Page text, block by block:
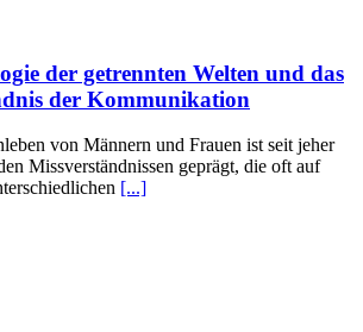
der getrennten Welten und das
der Kommunikation
von Männern und Frauen ist seit jeher
Missverständnissen geprägt, die oft auf
[...]